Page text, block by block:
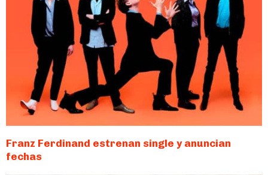
Franz Ferdinand estrenan single y anuncian
fechas